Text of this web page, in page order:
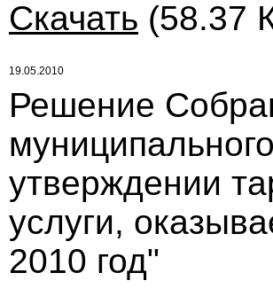
Скачать (58.37
19.05.2010
Решение
утверждении
услуги,
2010 год"